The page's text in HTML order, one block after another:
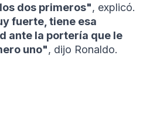
dos primeros", explicó.
fuerte, tiene esa
ante la portería que le
uno", dijo Ronaldo.